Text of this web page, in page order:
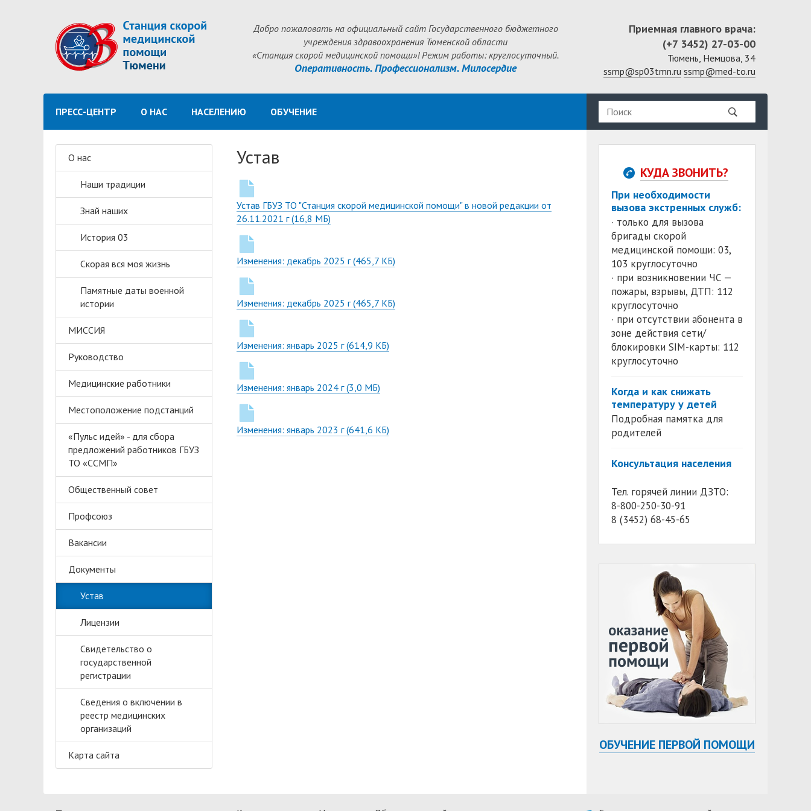
Добро пожаловать на официальный сайт Государственного бюджетного
учреждения здравоохранения Тюменской области
«Станция скорой медицинской помощи»! Режим работы: круглосуточный.
Оперативность. Профессионализм. Милосердие
Приемная главного врача:
(+7 3452) 27-03-00
Тюмень, Немцова, 34
ssmp@sp03tmn.ru ssmp@med-to.ru
ПРЕСС-ЦЕНТР О НАС НАСЕЛЕНИЮ ОБУЧЕНИЕ
О нас
Наши традиции
Знай наших
История 03
Скорая вся моя жизнь
Памятные даты военной
истории
МИССИЯ
Руководство
Медицинские работники
Местоположение подстанций
«Пульс идей» - для сбора
предложений работников ГБУЗ
ТО «ССМП»
Общественный совет
Профсоюз
Вакансии
Документы
Устав
Лицензии
Свидетельство о
государственной
регистрации
Сведения о включении в
реестр медицинских
организаций
Карта сайта
Устав
Устав ГБУЗ ТО "Станция скорой медицинской помощи" в новой редакции от
26.11.2021 г(16,8 МБ)
Изменения: декабрь 2025 г(465,7 КБ)
Изменения: декабрь 2025 г(465,7 КБ)
Изменения: январь 2025 г(614,9 КБ)
Изменения: январь 2024 г(3,0 МБ)
Изменения: январь 2023 г(641,6 КБ)
КУДА ЗВОНИТЬ?
При необходимости
вызова экстренных служб:
· только для вызова
бригады скорой
медицинской помощи: 03,
103 круглосуточно
· при возникновении ЧС —
пожары, взрывы, ДТП: 112
круглосуточно
· при отсутствии абонента в
зоне действия сети/
блокировки SIM-карты: 112
круглосуточно
Когда и как снижать
температуру у детей
Подробная памятка для
родителей
Консультация населения
Тел. горячей линии ДЗТО:
8-800-250-30-91
8 (3452) 68-45-65
ОБУЧЕНИЕ ПЕРВОЙ ПОМОЩИ